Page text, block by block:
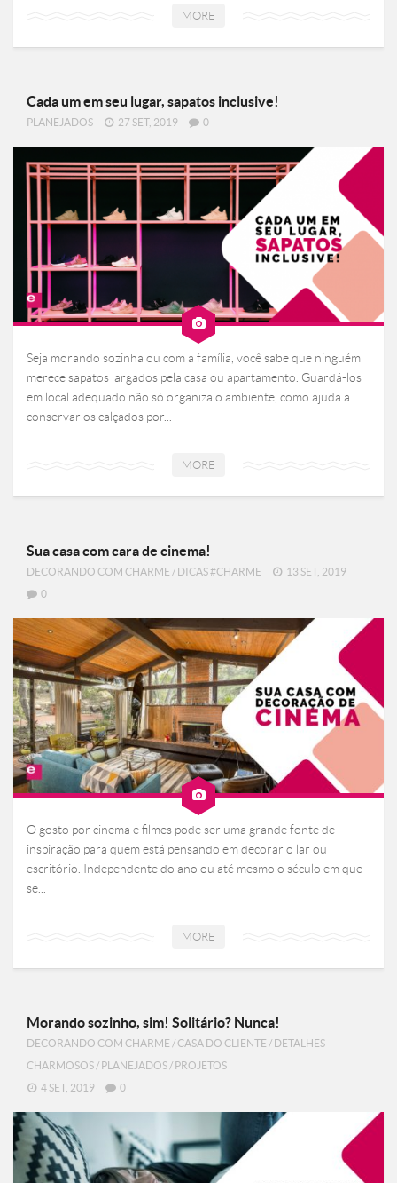
MORE
Cada um em seu lugar, sapatos inclusive!
PLANEJADOS 27 SET, 2019 0
Seja morando sozinha ou com a família, você sabe que ninguém
merece sapatos largados pela casa ou apartamento. Guardá-los
em local adequado não só organiza o ambiente, como ajuda a
conservar os calçados por...
MORE
Sua casa com cara de cinema!
DECORANDO COM CHARME / DICAS #CHARME
13 SET, 2019
0
O gosto por cinema e filmes pode ser uma grande fonte de
inspiração para quem está pensando em decorar o lar ou
escritório. Independente do ano ou até mesmo o século em que
se...
MORE
Morando sozinho, sim! Solitário? Nunca!
DECORANDO COM CHARME /CASA DO CLIENTE / DETALHES
CHARMOSOS / PLANEJADOS / PROJETOS
4 SET, 2019
0